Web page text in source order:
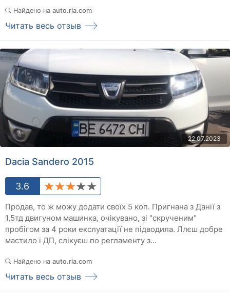
Найдено на auto.ria.com
Читать весь отзыв
22.07.2023
Dacia Sandero 2015
3.6
Продав, то ж можу додати своїх 5 коп. Пригнана з Данії з
1,5тд двигуном машинка, очікувано, зі "скрученим"
пробігом за 4 роки екслуатації не підводила. Ллєш добре
мастило і ДП, слікуєш по регламенту з...
Найдено на auto.ria.com
Читать весь отзыв